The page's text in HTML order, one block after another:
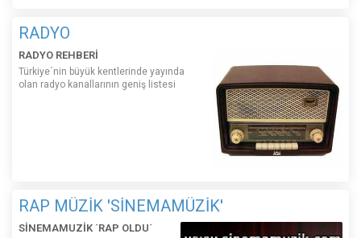
RADYO
RADYO REHBERİ
Türkiye´nin büyük kentlerinde yayında
olan radyo kanallarının geniş listesi
RAP MÜZİK 'SİNEMAMÜZİK'
SİNEMAMUZİK ´RAP OLDU´